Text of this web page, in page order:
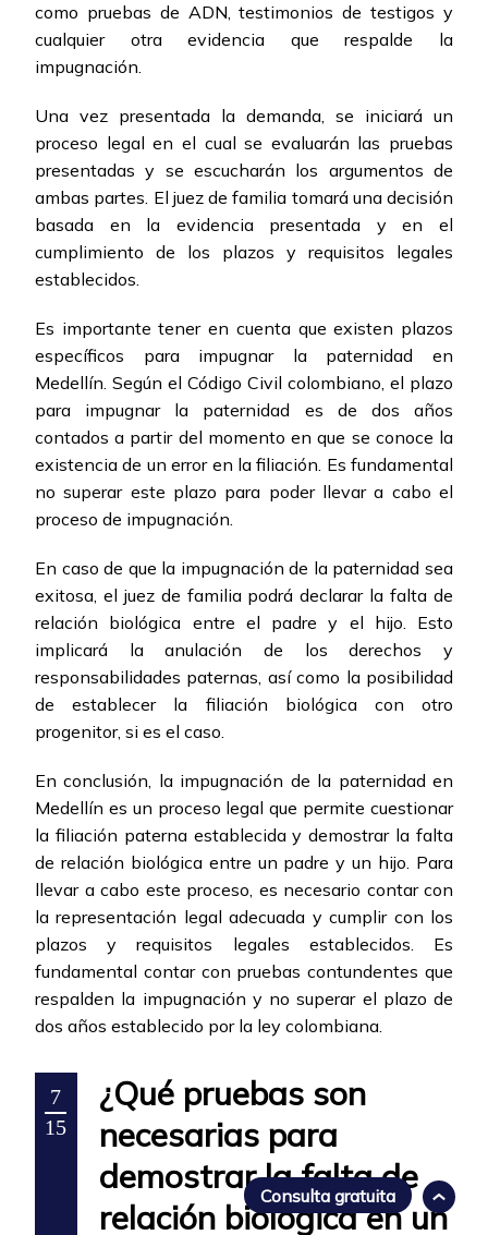
como pruebas de ADN, testimonios de testigos y
cualquier otra evidencia que respalde la
impugnación.
Una vez presentada la demanda, se iniciará un
proceso legal en el cual se evaluarán las pruebas
presentadas y se escucharán los argumentos de
ambas partes. El juez de familia tomará una decisión
basada en la evidencia presentada y en el
cumplimiento de los plazos y requisitos legales
establecidos.
Es importante tener en cuenta que existen plazos
específicos para impugnar la paternidad en
Medellín. Según el Código Civil colombiano, el plazo
para impugnar la paternidad es de dos años
contados a partir del momento en que se conoce la
existencia de un error en la filiación. Es fundamental
no superar este plazo para poder llevar a cabo el
proceso de impugnación.
En caso de que la impugnación de la paternidad sea
exitosa, el juez de familia podrá declarar la falta de
relación biológica entre el padre y el hijo. Esto
implicará la anulación de los derechos y
responsabilidades paternas, así como la posibilidad
de establecer la filiación biológica con otro
progenitor, si es el caso.
En conclusión, la impugnación de la paternidad en
Medellín es un proceso legal que permite cuestionar
la filiación paterna establecida y demostrar la falta
de relación biológica entre un padre y un hijo. Para
llevar a cabo este proceso, es necesario contar con
la representación legal adecuada y cumplir con los
plazos y requisitos legales establecidos. Es
fundamental contar con pruebas contundentes que
respalden la impugnación y no superar el plazo de
dos años establecido por la ley colombiana.
7
15
¿Qué pruebas son
necesarias para
demostrar la falta de
relación biológica en un
Consulta gratuita